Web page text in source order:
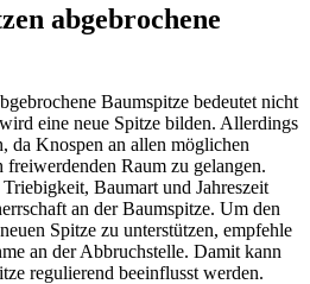
abgebrochene
Baumspitze bedeutet nicht
eine neue Spitze bilden. Allerdings
da Knospen an allen möglichen
freiwerdenden Raum zu gelangen.
Baumart und Jahreszeit
an der Baumspitze. Um den
Spitze zu unterstützen, empfehle
an der Abbruchstelle. Damit kann
regulierend beeinflusst werden.